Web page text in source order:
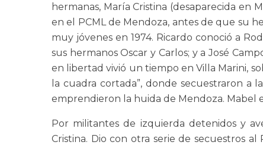
hermanas, María Cristina (desaparecida en
en el PCML de Mendoza, antes de que su
muy jóvenes en 1974. Ricardo conoció a
sus hermanos Oscar y Carlos; y a José
en libertad vivió un tiempo en Villa Marini,
la cuadra cortada”, donde secuestraron a
emprendieron la huida de Mendoza. Mabel
Por militantes de izquierda detenidos y
Cristina. Dio con otra serie de secuestros